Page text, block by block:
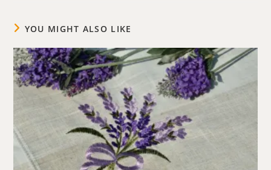
YOU MIGHT ALSO LIKE